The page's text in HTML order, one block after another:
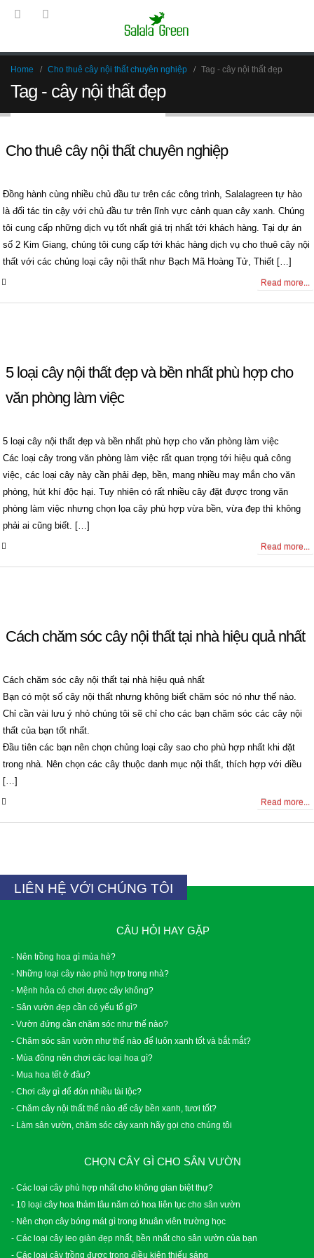
Home Cho thuê cây nội thất chuyên nghiệp Tag - cây nội thất đẹp
Tag - cây nội thất đẹp
Cho thuê cây nội thất chuyên nghiệp
Đồng hành cùng nhiều chủ đầu tư trên các công trình, Salalagreen tự hào
là đối tác tin cậy với chủ đầu tư trên lĩnh vực cảnh quan cây xanh. Chúng
tôi cung cấp những dịch vụ tốt nhất giá trị nhất tới khách hàng. Tại dự án
số 2 Kim Giang, chúng tôi cung cấp tới khác hàng dịch vụ cho thuê cây nội
thất với các chủng loại cây nội thất như Bạch Mã Hoàng Tử, Thiết […]
Read more...
5 loại cây nội thất đẹp và bền nhất phù hợp cho
văn phòng làm việc
5 loại cây nội thất đẹp và bền nhất phù hợp cho văn phòng làm việc
Các loại cây trong văn phòng làm việc rất quan trọng tới hiệu quả công
việc, các loại cây này cần phải đẹp, bền, mang nhiều may mắn cho văn
phòng, hút khí độc hại. Tuy nhiên có rất nhiều cây đặt được trong văn
phòng làm việc nhưng chọn lọa cây phù hợp vừa bền, vừa đẹp thì không
phải ai cũng biết. […]
Read more...
Cách chăm sóc cây nội thất tại nhà hiệu quả nhất
Cách chăm sóc cây nội thất tại nhà hiệu quả nhất
Bạn có một số cây nội thất nhưng không biết chăm sóc nó như thế nào.
Chỉ cần vài lưu ý nhỏ chúng tôi sẽ chỉ cho các bạn chăm sóc các cây nội
thất của bạn tốt nhất.
Đầu tiên các bạn nên chọn chủng loại cây sao cho phù hợp nhất khi đặt
trong nhà. Nên chọn các cây thuộc danh mục nội thất, thích hợp với điều
[…]
Read more...
LIÊN HỆ VỚI CHÚNG TÔI
CÂU HỎI HAY GẶP
- Nên trồng hoa gì mùa hè?
- Những loại cây nào phù hợp trong nhà?
- Mệnh hỏa có chơi được cây không?
- Sân vườn đẹp cần có yếu tố gì?
- Vườn đứng cần chăm sóc như thế nào?
- Chăm sóc sân vườn như thế nào để luôn xanh tốt và bắt mắt?
- Mùa đông nên chơi các loại hoa gì?
- Mua hoa tết ở đâu?
- Chơi cây gì để đón nhiều tài lộc?
- Chăm cây nội thất thế nào để cây bền xanh, tươi tốt?
- Làm sân vườn, chăm sóc cây xanh hãy gọi cho chúng tôi
CHỌN CÂY GÌ CHO SÂN VƯỜN
- Các loại cây phù hợp nhất cho không gian biệt thự?
- 10 loại cây hoa thảm lâu năm có hoa liên tục cho sân vườn
- Nên chọn cây bóng mát gì trong khuân viên trường học
- Các loại cây leo giàn đẹp nhất, bền nhất cho sân vườn của bạn
- Các loại cây trồng được trong điều kiện thiếu sáng